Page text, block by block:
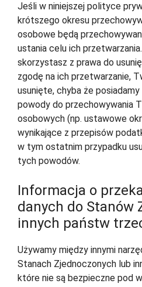
Jeśli w niniejszej polityce
krótszego okresu
osobowe będą
ustania celu ich
skorzystasz z prawa do
zgodę na ich przetwarzanie,
usunięte, chyba że
powody do przechowywania
osobowych (np. ustawowe
wynikające z przepisów
w tym ostatnim przypadku
tych powodów.
Informacja o
danych do Stanów
innych państw
Używamy między innymi
Stanach Zjednoczonych lub
które nie są bezpieczne pod